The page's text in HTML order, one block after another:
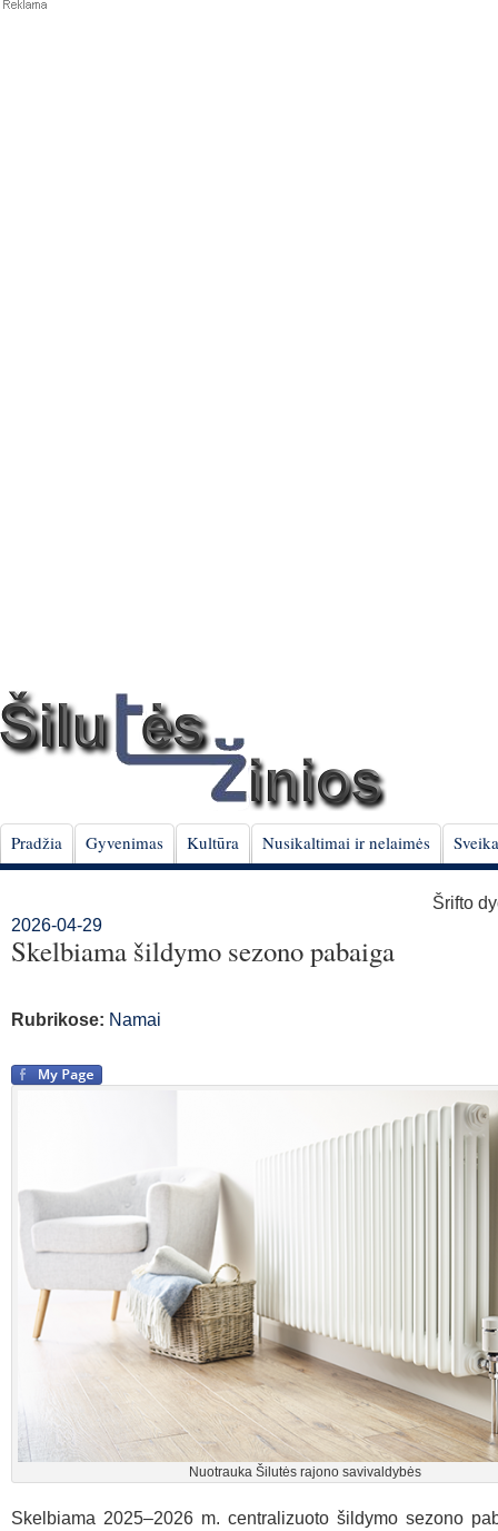
Pradžia Gyvenimas Kultūra Nusikaltimai ir nelaimės
Šrifto
2026-04-29
Skelbiama šildymo sezono pabaiga
Rubrikose: Namai
Nuotrauka Šilutės rajono savivaldybės
Skelbiama 2025–2026 m. centralizuoto šildymo sezono